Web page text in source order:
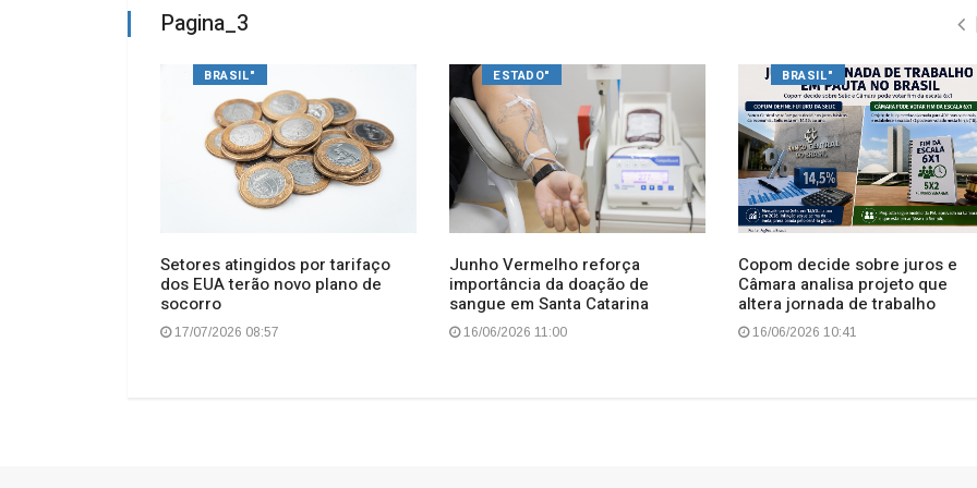
Pagina_3
BRASIL"
Setores atingidos por tarifaço
dos EUA terão novo plano de
socorro
17/07/2026 08:57
ESTADO"
Junho Vermelho reforça
importância da doação de
sangue em Santa Catarina
16/06/2026 11:00
BRASIL"
Copom decide sobre juros e
Câmara analisa projeto que
altera jornada de trabalho
16/06/2026 10:41